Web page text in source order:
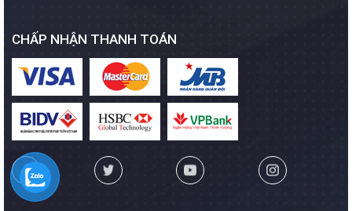
CHẤP NHẬN THANH TOÁN